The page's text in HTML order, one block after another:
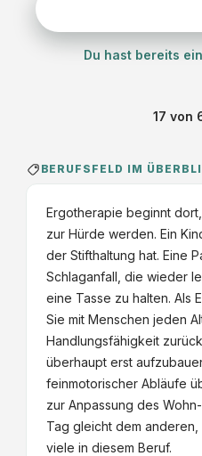
Du hast bereits
17 von
BERUFSFELD IM
Ergotherapie beginnt
zur Hürde werden. Ein
der Stifthaltung hat. Eine
Schlaganfall, die wieder
eine Tasse zu halten. Als
Sie mit Menschen jeden
Handlungsfähigkeit
überhaupt erst
feinmotorischer Abläufe
zur Anpassung des
Tag gleicht dem
viele in diesem Beruf.